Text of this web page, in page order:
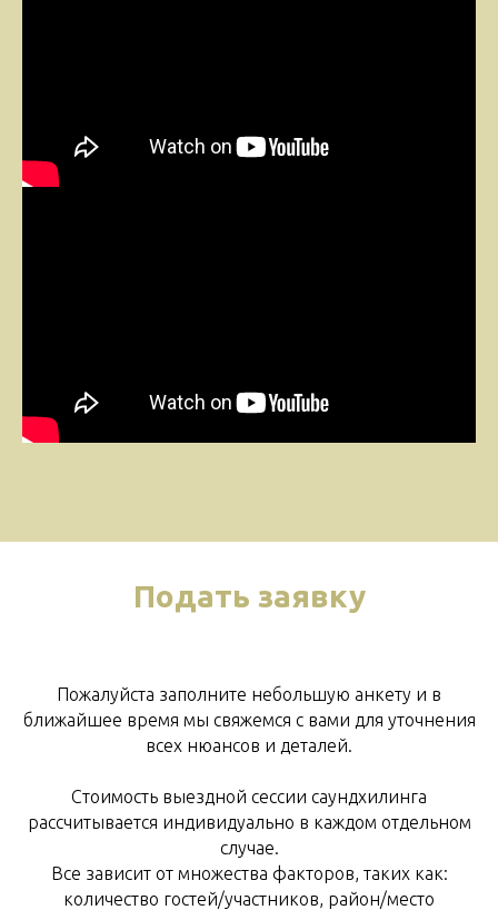
Подать заявку
Пожалуйста заполните небольшую анкету и в
ближайшее время мы свяжемся с вами для уточнения
всех нюансов и деталей.
Стоимость выездной сессии саундхилинга
рассчитывается индивидуально в каждом отдельном
случае.
Все зависит от множества факторов, таких как:
количество гостей/участников, район/место